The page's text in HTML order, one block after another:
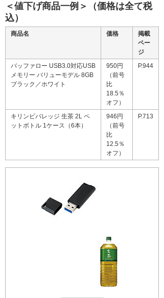
＜値下げ商品一例＞（価格は全て税
込）
商品名 価格
掲載
ペー
ジ
バッファロー USB3.0対応USB
メモリー バリューモデル 8GB
ブラック／ホワイト
950円
（前号
比
18.5％
オフ）
P.944
キリンビバレッジ 生茶 2L ペ
ットボトル 1ケース（6本）
946円
（前号
比
12.5％
オフ）
P.713